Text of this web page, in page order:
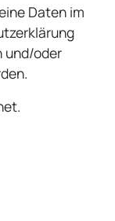
Daten im
und/oder